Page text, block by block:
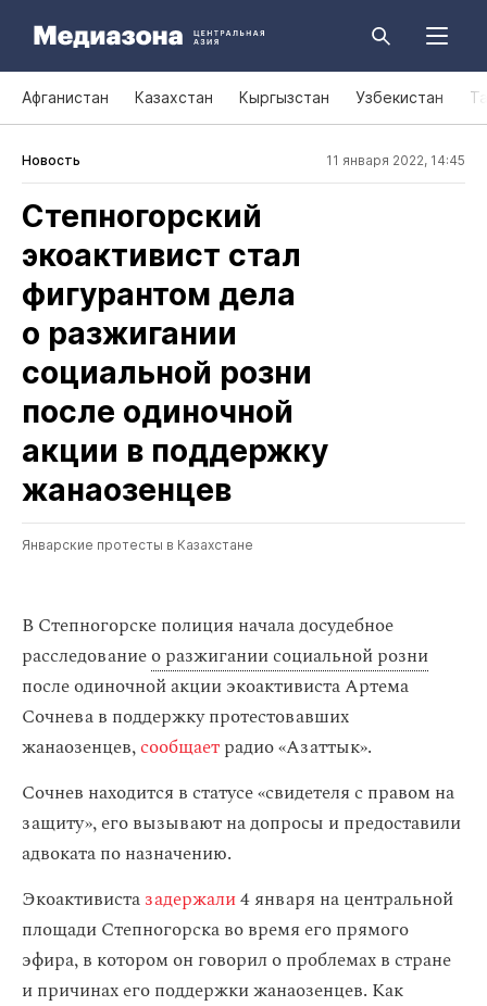
Афганистан Казахстан Кыргызстан Узбекистан
Новость 11 января 2022, 14:45
Степногорский
экоактивист стал
фигурантом дела
о разжигании
социальной розни
после одиночной
акции в поддержку
жанаозенцев
Январские протесты в Казахстане
В Степногорске полиция начала досудебное
расследованиео разжигании социальной розни
после одиночной акции экоактивиста Артема
Сочнева в поддержку протестовавших
жанаозенцев,сообщаетрадио «Азаттык».
Сочнев находится в статусе «свидетеля с правом на
защиту», его вызывают на допросы и предоставили
адвоката по назначению.
Экоактивистазадержали4 января на центральной
площади Степногорска во время его прямого
эфира, в котором он говорил о проблемах в стране
и причинах его поддержки жанаозенцев. Как